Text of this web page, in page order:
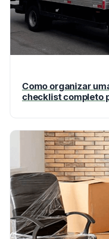
Como organizar
checklist completo